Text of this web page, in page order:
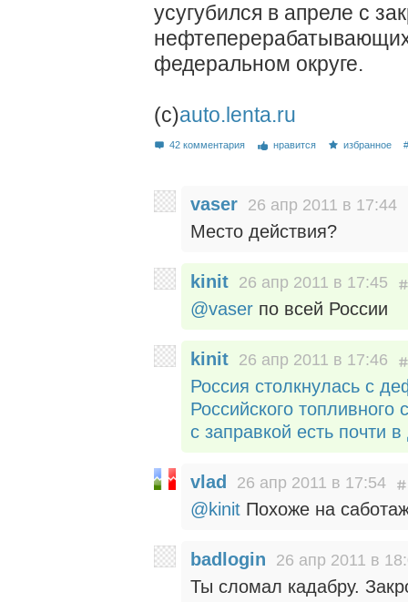
усугубился в апреле с
федеральном округе.
(c)auto.lenta.ru
42 комментария нравится избранное
vaser 26 апр 2011 в 17:44
Место действия?
kinit 26 апр 2011 в 17:45
@vaser по всей России
kinit 26 апр 2011 в 17:46
Россия столкнулась с
Российского
с заправкой есть почти
vlad 26 апр 2011 в 17:54
@kinit Похоже на
badlogin 26 апр 2011 в
Ты сломал кадабру.